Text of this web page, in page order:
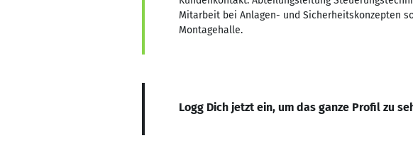
Mitarbeit bei Anlagen- und Sicherheitskonzepten
Montagehalle.
Logg Dich jetzt ein, um das ganze Profil zu